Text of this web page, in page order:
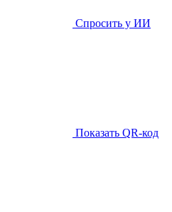
Спросить у ИИ
Показать QR-код